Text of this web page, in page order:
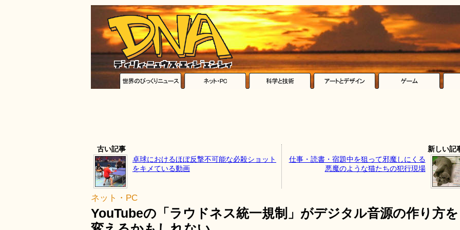
古い記事
卓球におけるほぼ反撃不可能な必殺ショット
をキメている動画
新しい記
仕事・読書・宿題中を狙って邪魔しにくる
悪魔のような猫たちの犯行現場
ネット・PC
YouTubeの「ラウドネス統一規制」がデジタル音源の作り方を